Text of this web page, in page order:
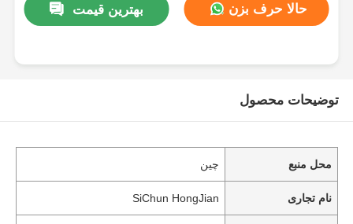
بهترین قیمت حالا حرف بزن
توضیحات محصول
محل منبع چین
نام تجاری SiChun HongJian